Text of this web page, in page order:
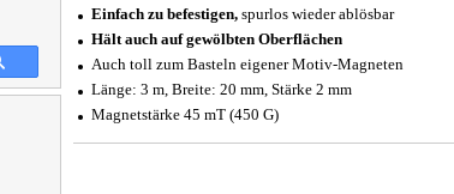
Einfach zu befestigen, spurlos wieder ablösbar
Hält auch auf gewölbten Oberflächen
Auch toll zum Basteln eigener Motiv-Magneten
Länge: 3 m, Breite: 20 mm, Stärke 2 mm
Magnetstärke 45 mT (450 G)